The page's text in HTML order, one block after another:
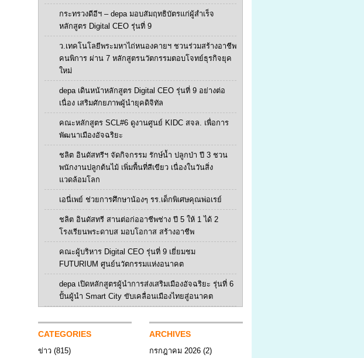
กระทรวงดีอีฯ – depa มอบสัมฤทธิบัตรแก่ผู้สำเร็จ
หลักสูตร Digital CEO รุ่นที่ 9
ว.เทคโนโลยีพระมหาไถ่หนองคายฯ ชวนร่วมสร้างอาชีพ
คนพิการ ผ่าน 7 หลักสูตรนวัตกรรมตอบโจทย์ธุรกิจยุค
ใหม่
depa เดินหน้าหลักสูตร Digital CEO รุ่นที่ 9 อย่างต่อ
เนื่อง เสริมศักยภาพผู้นำยุคดิจิทัล
คณะหลักสูตร SCL#6 ดูงานศูนย์ KIDC สจล. เพื่อการ
พัฒนาเมืองอัจฉริยะ
ชลิต อินดัสทรีฯ จัดกิจกรรม รักษ์น้ำ ปลูกป่า ปี 3 ชวน
พนักงานปลูกต้นไม้ เพิ่มพื้นที่สีเขียว เนื่องในวันสิ่ง
แวดล้อมโลก
เอนี่เพย์ ช่วยการศึกษาน้องๆ รร.เด็กพิเศษคุณพ่อเรย์
ชลิต อินดัสทรี สานต่อก่ออาชีพช่าง ปี 5 ให้ 1 ได้ 2
โรงเรียนพระดาบส มอบโอกาส สร้างอาชีพ
คณะผู้บริหาร Digital CEO รุ่นที่ 9 เยี่ยมชม
FUTURIUM ศูนย์นวัตกรรมแห่งอนาคต
depa เปิดหลักสูตรผู้นำการส่งเสริมเมืองอัจฉริยะ รุ่นที่ 6
ปั้นผู้นำ Smart City ขับเคลื่อนเมืองไทยสู่อนาคต
CATEGORIES
ข่าว (815)
ARCHIVES
กรกฎาคม 2026 (2)